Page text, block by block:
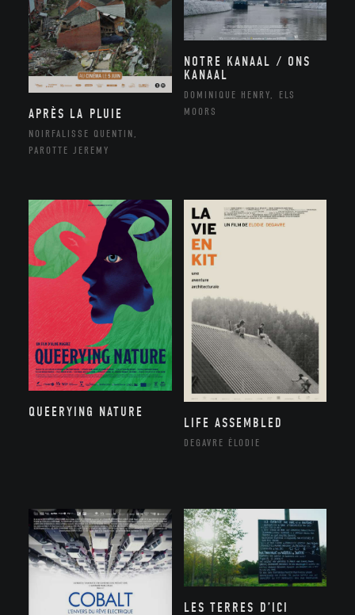
APRÈS LA PLUIE
NOIRFALISSE QUENTIN,
PAROTTE JEREMY
NOTRE KANAAL / ONS
KANAAL
DOMINIQUE HENRY, ELS
MOORS
QUEERYING NATURE
LIFE ASSEMBLED
DEGAVRE ÉLODIE
LES TERRES D’ICI